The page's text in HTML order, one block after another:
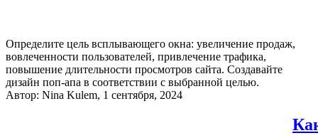
Определите цель всплывающего окна: увеличение продаж,
вовлеченности пользователей, привлечение трафика,
повышение длительности просмотров сайта. Создавайте
дизайн поп-апа в соответствии с выбранной целью.
Автор: Nina Kulem, 1 сентября, 2024